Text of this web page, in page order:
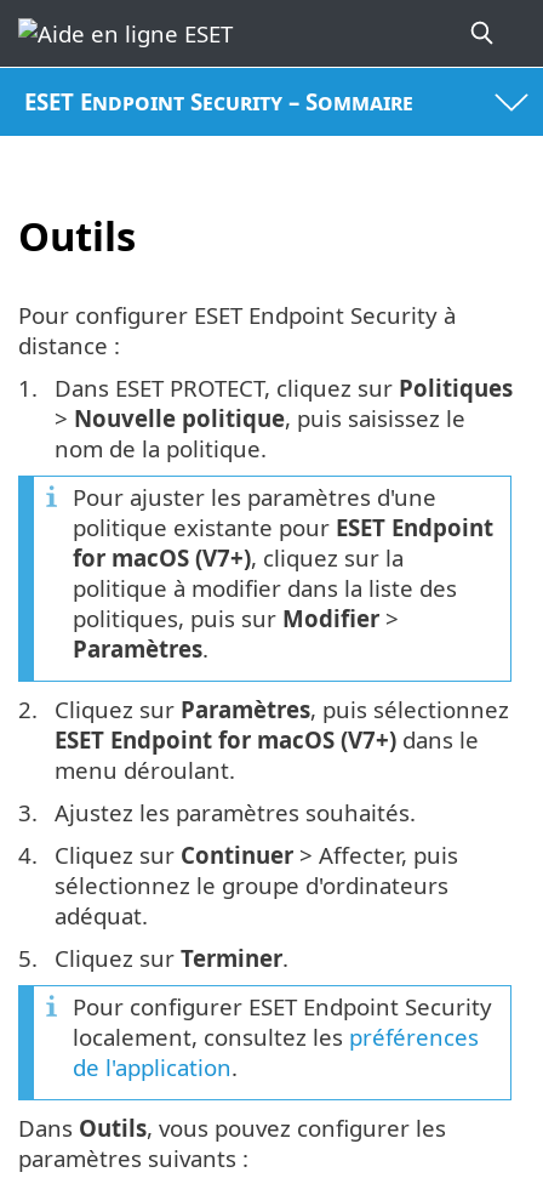
ESET Endpoint Security – Sommaire
Outils
Pour configurer ESET Endpoint Security à
distance :
1.
Dans ESET PROTECT, cliquez sur Politiques
> Nouvelle politique, puis saisissez le
nom de la politique.
Pour ajuster les paramètres d'une
politique existante pour ESET Endpoint
for macOS (V7+), cliquez sur la
politique à modifier dans la liste des
politiques, puis sur Modifier >
Paramètres.
2.
Cliquez sur Paramètres, puis sélectionnez
ESET Endpoint for macOS (V7+) dans le
menu déroulant.
3. Ajustez les paramètres souhaités.
4.
Cliquez sur Continuer > Affecter, puis
sélectionnez le groupe d'ordinateurs
adéquat.
5.
Cliquez sur Terminer.
Pour configurer ESET Endpoint Security
localement, consultez les préférences
de l'application.
Dans Outils, vous pouvez configurer les
paramètres suivants :